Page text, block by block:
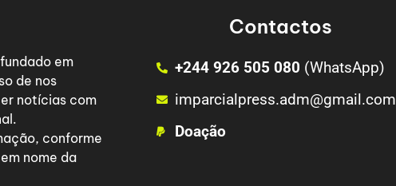
em
de nos
notícias com
conforme
nome da
Contactos
+244 926 505 080 (WhatsApp)
imparcialpress.adm@gmail.com
Doação